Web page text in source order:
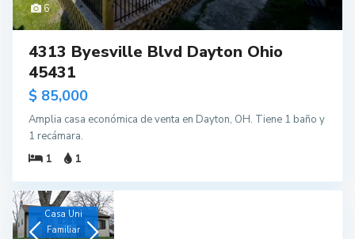
6
4313 Byesville Blvd Dayton Ohio
45431
$ 85,000
Amplia casa económica de venta en Dayton, OH. Tiene 1 baño y
1 recámara.
1
1
Casa Uni
Familiar